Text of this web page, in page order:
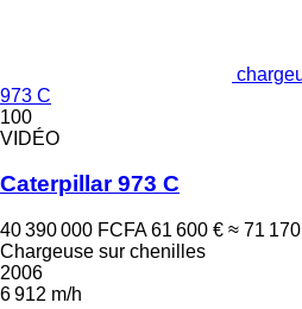
973 C
100
VIDÉO
Caterpillar 973 C
40 390 000 FCFA 61 600 € ≈ 71
Chargeuse sur chenilles
2006
6 912 m/h